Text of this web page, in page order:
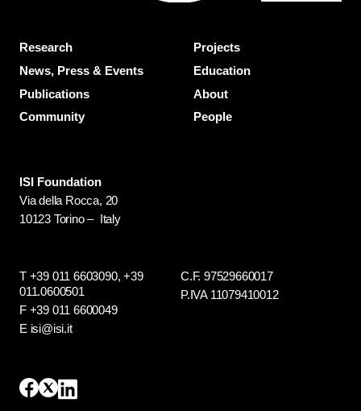
Research
Projects
News, Press & Events
Education
Publications
About
Community
People
ISI Foundation
Via della Rocca, 20
10123 Torino – Italy
T +39 011 6603090,+39
011.0600501
F +39 011 6600049
E isi@isi.it
C.F. 97529660017
P.IVA 11079410012